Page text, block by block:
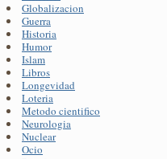
Globalizacion
Guerra
Historia
Humor
Islam
Libros
Longevidad
Loteria
Metodo cientifico
Neurologia
Nuclear
Ocio